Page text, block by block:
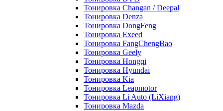
Тонировка Changan / Deepal
Тонировка Denza
Тонировка DongFeng
Тонировка Exeed
Тонировка FangChengBao
Тонировка Geely
Тонировка Hongqi
Тонировка Hyundai
Тонировка Kia
Тонировка Leapmotor
Тонировка Li Auto (LiXiang)
Тонировка Mazda